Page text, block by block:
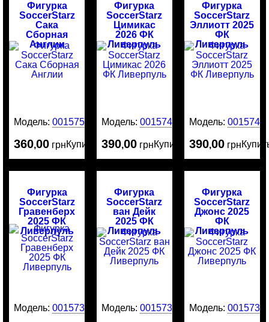
Фигурка
SoccerStarz
Сака
Сборная
Англии
Модель:0015751
360,00 грнКупить
Фигурка
SoccerStarz
Цимикас
2026 ФК
Ливерпуль
Модель:0015741
390,00 грнКупить
Фигурка
SoccerStarz
Эллиотт 2025
ФК
Ливерпуль
Модель: 0015740
390,00 грн
Фигурка
SoccerStarz
Гравенберх
2025 ФК
Ливерпуль
Модель:0015735
Фигурка
SoccerStarz
ван Дейк
2025 ФК
Ливерпуль
Модель:0015734
Фигурка
SoccerStarz
Джонс 2025
ФК
Ливерпуль
Модель: 0015732